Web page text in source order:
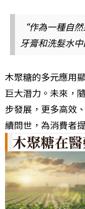
“作為一種自
牙膏和洗髮水
木聚糖的多元應用
巨大潛力。未來，
步發展，更多高效
續問世，為消費者
木聚糖在